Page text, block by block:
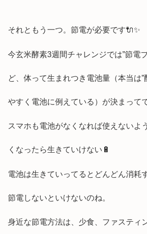
それともう一つ。節電が必要です🔌✨
今玄米酵素3週間チャレンジでは”節電
ど、体って生まれつき電池量（本当は”
やすく電池に例えている）が決まってて
スマホも電池がなくなれば使えないよ
くなったら生きていけない🔋
電池は生きていってるとどんどん消耗
節電しないといけないのね。
身近な節電方法は、少食、ファスティ